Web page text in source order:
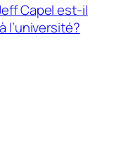
Capel est-il
l’université?